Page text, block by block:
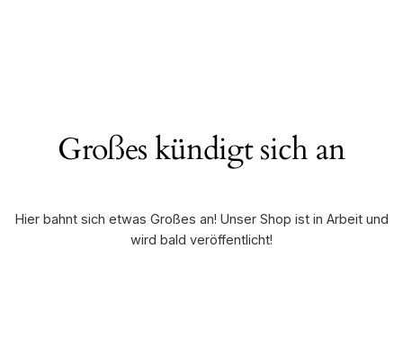
Großes kündigt sich an
Hier bahnt sich etwas Großes an! Unser Shop ist in Arbeit und
wird bald veröffentlicht!